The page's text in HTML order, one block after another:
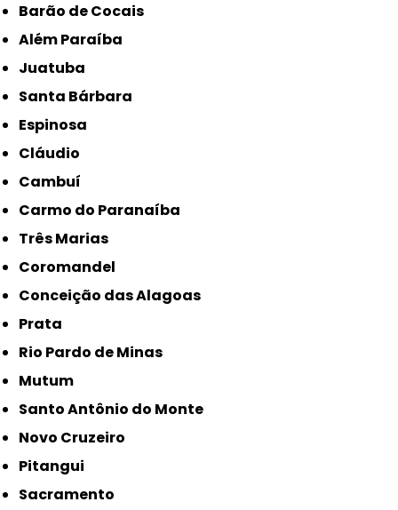
Barão de Cocais
Além Paraíba
Juatuba
Santa Bárbara
Espinosa
Cláudio
Cambuí
Carmo do Paranaíba
Três Marias
Coromandel
Conceição das Alagoas
Prata
Rio Pardo de Minas
Mutum
Santo Antônio do Monte
Novo Cruzeiro
Pitangui
Sacramento